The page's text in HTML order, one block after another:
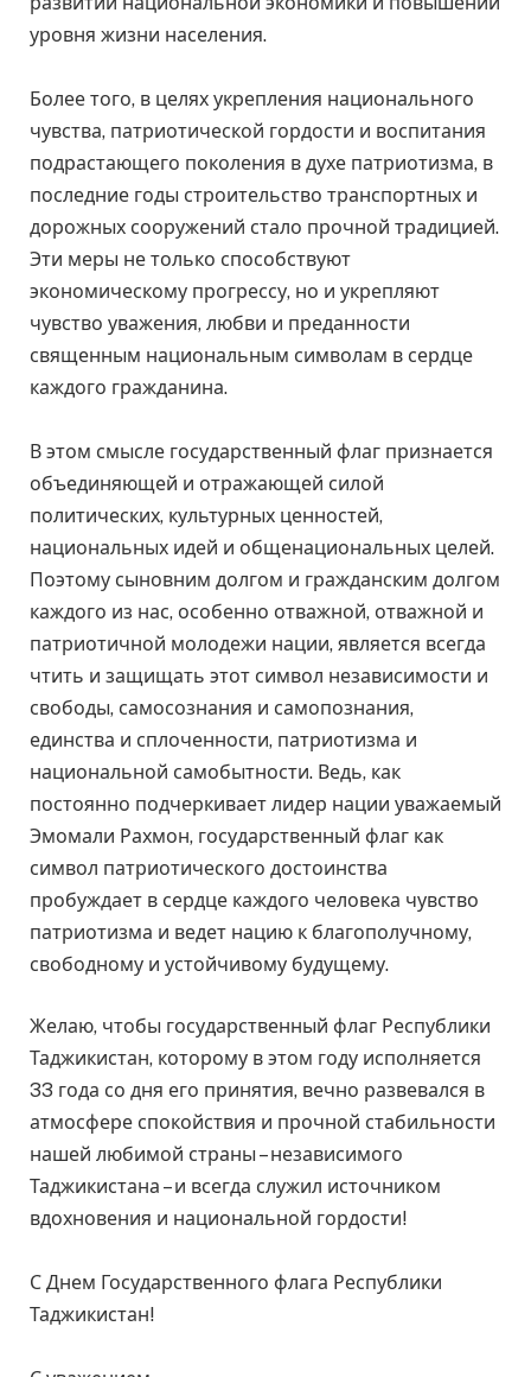
уровня жизни населения.
Более того, в целях укрепления национального
чувства, патриотической гордости и воспитания
подрастающего поколения в духе патриотизма, в
последние годы строительство транспортных и
дорожных сооружений стало прочной традицией.
Эти меры не только способствуют
экономическому прогрессу, но и укрепляют
чувство уважения, любви и преданности
священным национальным символам в сердце
каждого гражданина.
В этом смысле государственный флаг признается
объединяющей и отражающей силой
политических, культурных ценностей,
национальных идей и общенациональных целей.
Поэтому сыновним долгом и гражданским долгом
каждого из нас, особенно отважной, отважной и
патриотичной молодежи нации, является всегда
чтить и защищать этот символ независимости и
свободы, самосознания и самопознания,
единства и сплоченности, патриотизма и
национальной самобытности. Ведь, как
постоянно подчеркивает лидер нации уважаемый
Эмомали Рахмон, государственный флаг как
символ патриотического достоинства
пробуждает в сердце каждого человека чувство
патриотизма и ведет нацию к благополучному,
свободному и устойчивому будущему.
Желаю, чтобы государственный флаг Республики
Таджикистан, которому в этом году исполняется
33 года со дня его принятия, вечно развевался в
атмосфере спокойствия и прочной стабильности
нашей любимой страны – независимого
Таджикистана – и всегда служил источником
вдохновения и национальной гордости!
С Днем Государственного флага Республики
Таджикистан!